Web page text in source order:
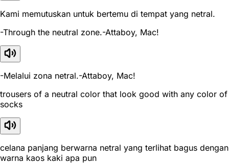
Kami memutuskan untuk bertemu di tempat yang netral.
-Through the neutral zone.-Attaboy, Mac!
-Melalui zona netral.-Attaboy, Mac!
trousers of a neutral color that look good with any color of
socks
celana panjang berwarna netral yang terlihat bagus dengan
warna kaos kaki apa pun